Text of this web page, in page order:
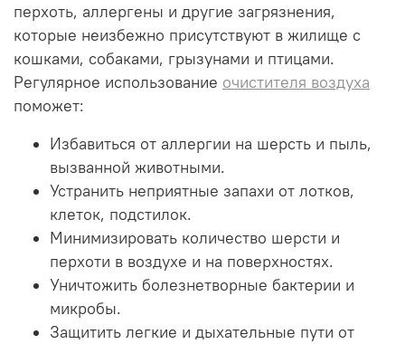
перхоть, аллергены и другие загрязнения,
которые неизбежно присутствуют в жилище с
кошками, собаками, грызунами и птицами.
Регулярное использование очистителя воздуха
поможет:
Избавиться от аллергии на шерсть и пыль,
вызванной животными.
Устранить неприятные запахи от лотков,
клеток, подстилок.
Минимизировать количество шерсти и
перхоти в воздухе и на поверхностях.
Уничтожить болезнетворные бактерии и
микробы.
Защитить легкие и дыхательные пути от